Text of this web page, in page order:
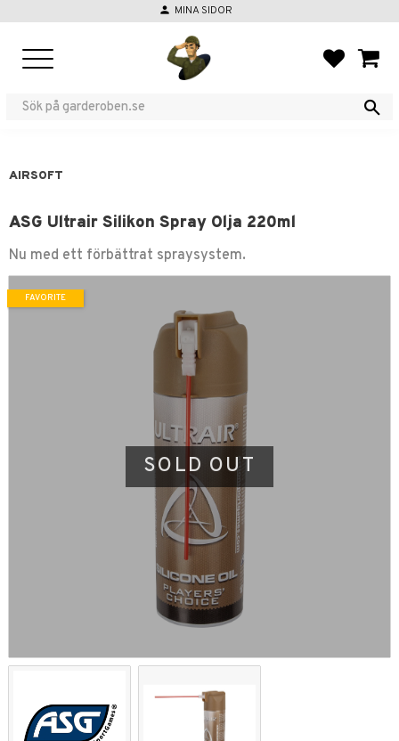
person MINA SIDOR
AIRSOFT
ASG Ultrair Silikon Spray Olja 220ml
Nu med ett förbättrat spraysystem.
SOLD OUT
FAVORITE